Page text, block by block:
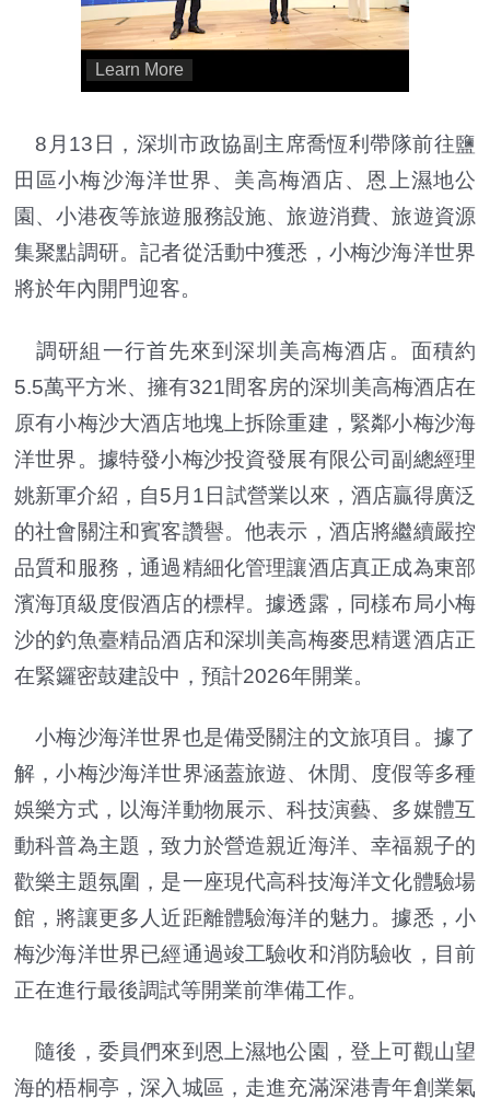
8月13日，深圳市政協副主席喬恆利帶隊前往鹽
田區小梅沙海洋世界、美高梅酒店、恩上濕地公
園、小港夜等旅遊服務設施、旅遊消費、旅遊資源
集聚點調研。記者從活動中獲悉，小梅沙海洋世界
將於年內開門迎客。
調研組一行首先來到深圳美高梅酒店。面積約
5.5萬平方米、擁有321間客房的深圳美高梅酒店在
原有小梅沙大酒店地塊上拆除重建，緊鄰小梅沙海
洋世界。據特發小梅沙投資發展有限公司副總經理
姚新軍介紹，自5月1日試營業以來，酒店贏得廣泛
的社會關注和賓客讚譽。他表示，酒店將繼續嚴控
品質和服務，通過精細化管理讓酒店真正成為東部
濱海頂級度假酒店的標桿。據透露，同樣布局小梅
沙的釣魚臺精品酒店和深圳美高梅麥思精選酒店正
在緊鑼密鼓建設中，預計2026年開業。
小梅沙海洋世界也是備受關注的文旅項目。據了
解，小梅沙海洋世界涵蓋旅遊、休閒、度假等多種
娛樂方式，以海洋動物展示、科技演藝、多媒體互
動科普為主題，致力於營造親近海洋、幸福親子的
歡樂主題氛圍，是一座現代高科技海洋文化體驗場
館，將讓更多人近距離體驗海洋的魅力。據悉，小
梅沙海洋世界已經通過竣工驗收和消防驗收，目前
正在進行最後調試等開業前準備工作。
隨後，委員們來到恩上濕地公園，登上可觀山望
海的梧桐亭，深入城區，走進充滿深港青年創業氣